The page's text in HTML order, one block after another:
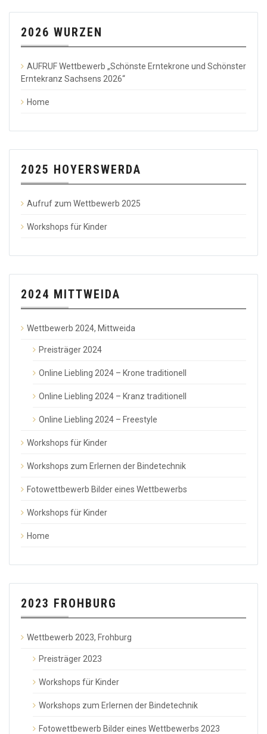
2026 WURZEN
AUFRUF Wettbewerb „Schönste Erntekrone und Schönster
Erntekranz Sachsens 2026“
Home
2025 HOYERSWERDA
Aufruf zum Wettbewerb 2025
Workshops für Kinder
2024 MITTWEIDA
Wettbewerb 2024, Mittweida
Preisträger 2024
Online Liebling 2024 – Krone traditionell
Online Liebling 2024 – Kranz traditionell
Online Liebling 2024 – Freestyle
Workshops für Kinder
Workshops zum Erlernen der Bindetechnik
Fotowettbewerb Bilder eines Wettbewerbs
Workshops für Kinder
Home
2023 FROHBURG
Wettbewerb 2023, Frohburg
Preisträger 2023
Workshops für Kinder
Workshops zum Erlernen der Bindetechnik
Fotowettbewerb Bilder eines Wettbewerbs 2023